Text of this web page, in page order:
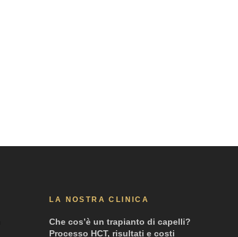
LA NOSTRA CLINICA
Che cos’è un trapianto di capelli?
Processo HCT, risultati e costi